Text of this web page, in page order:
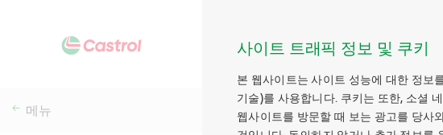
사이트 트래픽 정보 및 쿠키
본 웹사이트는 사이트 성능에 대한 정보
기술)를 사용합니다. 쿠키는 또한, 소셜
웹사이트를 방문할 때 보는 광고를 당사
메뉴